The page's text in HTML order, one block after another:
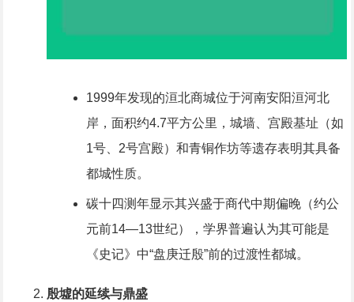
1999年发现的洹北商城位于河南安阳洹河北
岸，面积约4.7平方公里，城墙、宫殿基址（如
1号、2号宫殿）和青铜作坊等遗存表明其具备
都城性质。
碳十四测年显示其兴盛于商代中期偏晚（约公
元前14—13世纪），学界普遍认为其可能是
《史记》中“盘庚迁殷”前的过渡性都城。
殷墟的延续与鼎盛